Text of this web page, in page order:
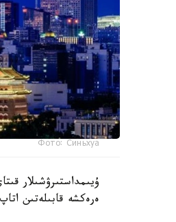
Фото: Синьхуа
ۇيىمداستىرۋشىلار
ەرەكشە قابىلەتىن